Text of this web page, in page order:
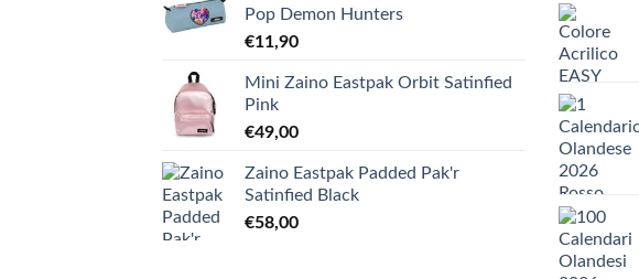
Pop Demon Hunters
€11,90
Mini Zaino Eastpak Orbit Satinfied
Pink
€49,00
Zaino Eastpak Padded Pak'r
Satinfied Black
€58,00